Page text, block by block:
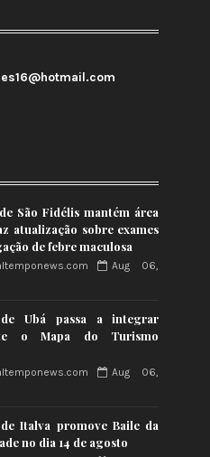
São Fidélis mantém área
atualização sobre exames
de febre maculosa
Aug 06,
Ubá passa a integrar
o Mapa do Turismo
Aug 06,
Italva promove Baile da
no dia 14 de agosto